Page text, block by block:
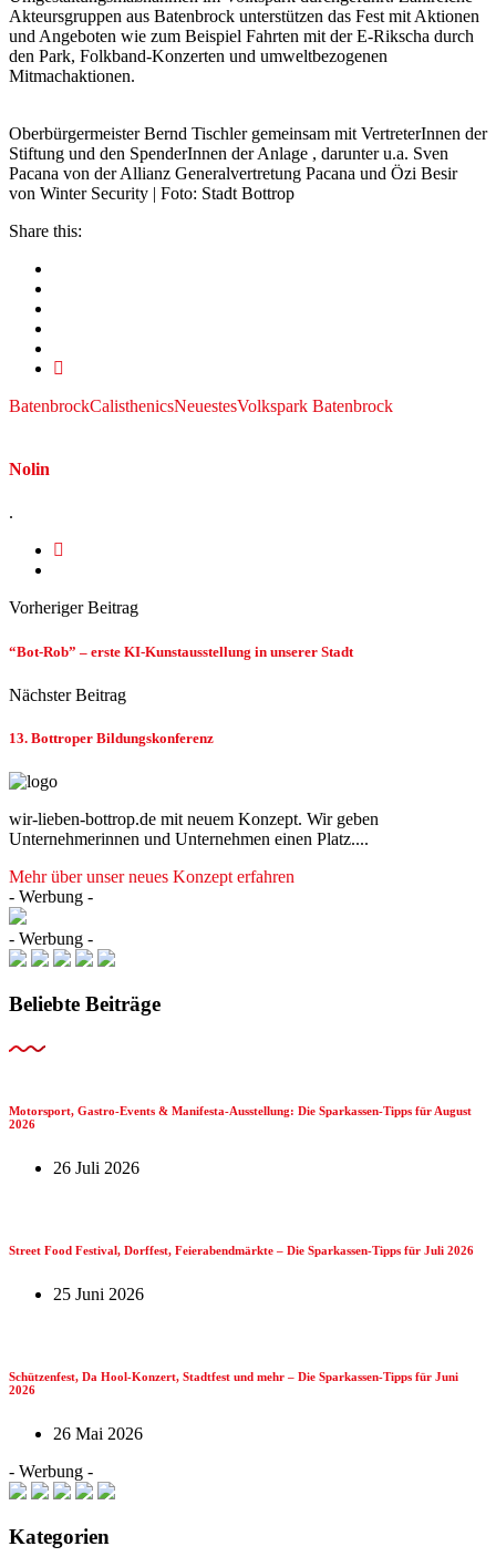
Akteursgruppen aus Batenbrock unterstützen das Fest mit Aktionen
und Angeboten wie zum Beispiel Fahrten mit der E-Rikscha durch
den Park, Folkband-Konzerten und umweltbezogenen
Mitmachaktionen.
Oberbürgermeister Bernd Tischler gemeinsam mit VertreterInnen der
Stiftung und den SpenderInnen der Anlage , darunter u.a. Sven
Pacana von der Allianz Generalvertretung Pacana und Özi Besir
von Winter Security | Foto: Stadt Bottrop
Share this:
BatenbrockCalisthenicsNeuestesVolkspark Batenbrock
Nolin
.
Vorheriger Beitrag
“Bot-Rob” – erste KI-Kunstausstellung in unserer Stadt
Nächster Beitrag
13. Bottroper Bildungskonferenz
wir-lieben-bottrop.de mit neuem Konzept. Wir geben
Unternehmerinnen und Unternehmen einen Platz....
Mehr über unser neues Konzept erfahren
- Werbung -
- Werbung -
Beliebte Beiträge
Motorsport, Gastro-Events & Manifesta-Ausstellung: Die Sparkassen-Tipps für August
2026
26 Juli 2026
Street Food Festival, Dorffest, Feierabendmärkte – Die Sparkassen-Tipps für Juli 2026
25 Juni 2026
Schützenfest, Da Hool-Konzert, Stadtfest und mehr – Die Sparkassen-Tipps für Juni
2026
26 Mai 2026
- Werbung -
Kategorien